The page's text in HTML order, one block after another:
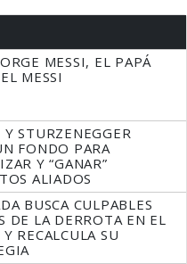
MESSI, EL PAPÁ
MESSI
STURZENEGGER
FONDO PARA
Y “GANAR”
ALIADOS
BUSCA CULPABLES
DE LA DERROTA EN EL
RECALCULA SU